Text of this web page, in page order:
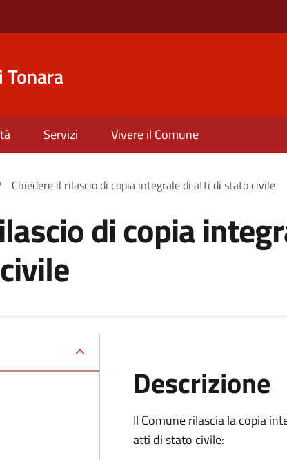
Tonara
Servizi Vivere il Comune
Chiedere il rilascio di copia integrale di atti di stato civile
di copia
Descrizione
Il Comune rilascia la copia
atti di stato civile: